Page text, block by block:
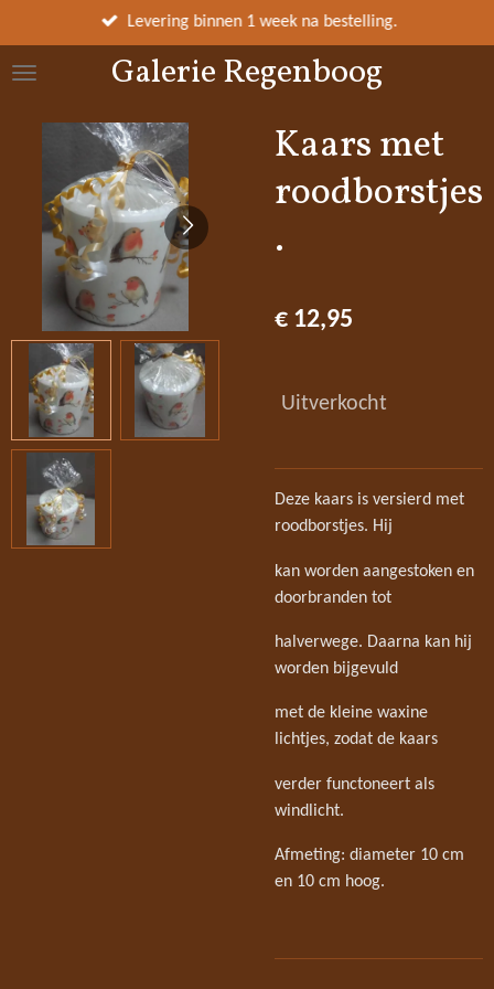
direct
naar
hoofdinhoud
Galerie Regenboog
Levering binnen 1 week na bestelling.
Kaars met
roodborstjes
.
€ 12,95
Uitverkocht
Deze kaars is versierd met
roodborstjes. Hij
kan worden aangestoken en
doorbranden tot
halverwege. Daarna kan hij
worden bijgevuld
met de kleine waxine
lichtjes, zodat de kaars
verder functoneert als
windlicht.
Afmeting: diameter 10 cm
en 10 cm hoog.